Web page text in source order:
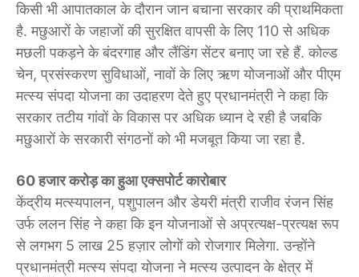
किसी भी आपातकाल के दौरान जान बचाना सरकार की प्राथमिकता
है. मछुआरों के जहाजों की सुरक्षित वापसी के लिए 110 से अधिक
मछली पकड़ने के बंदरगाह और लैंडिंग सेंटर बनाए जा रहे हैं. कोल्ड
चेन, प्रसंस्करण सुविधाओं, नावों के लिए ऋण योजनाओं और पीएम
मत्स्य संपदा योजना का उदाहरण देते हुए प्रधानमंत्री ने कहा कि
सरकार तटीय गांवों के विकास पर अधिक ध्यान दे रही है जबकि
मछुआरों के सरकारी संगठनों को भी मजबूत किया जा रहा है.
60 हजार करोड़ का हुआ एक्सपोर्ट कारोबार
केंद्रीय मत्स्यपालन, पशुपालन और डेयरी मंत्री राजीव रंजन सिंह
उर्फ ललन सिंह ने कहा कि इन योजनाओं से अप्रत्यक्ष-प्रत्यक्ष रूप
से लगभग 5 लाख 25 हज़ार लोगों को रोजगार मिलेगा. उन्होंने
प्रधानमंत्री मत्स्य संपदा योजना ने मत्स्य उत्पादन के क्षेत्र में